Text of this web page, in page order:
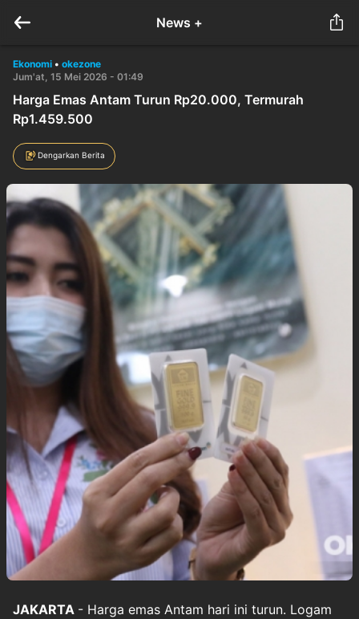
News +
Ekonomi • okezone
Jum'at, 15 Mei 2026 - 01:49
Harga Emas Antam Turun Rp20.000, Termurah
Rp1.459.500
Dengarkan Berita
JAKARTA - Harga emas Antam hari ini turun. Logam